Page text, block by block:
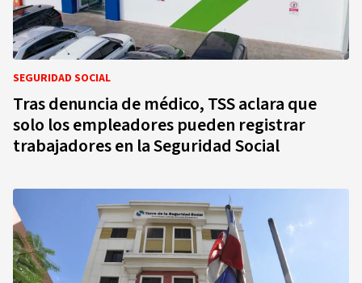
SEGURIDAD SOCIAL
Tras denuncia de médico, TSS aclara que
solo los empleadores pueden registrar
trabajadores en la Seguridad Social